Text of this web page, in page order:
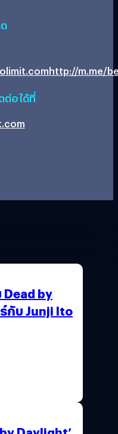
http://m.me/
ต่อได้ที่
Dead by
กับ Junji Ito